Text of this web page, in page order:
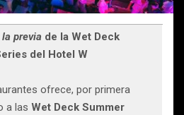
la previa de la Wet Deck
del Hotel W
ofrece, por primera
a las Wet Deck Summer